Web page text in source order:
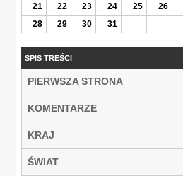
21
22 23 24 25 26
28
29 30 31
SPIS TREŚCI
PIERWSZA STRONA
KOMENTARZE
KRAJ
ŚWIAT